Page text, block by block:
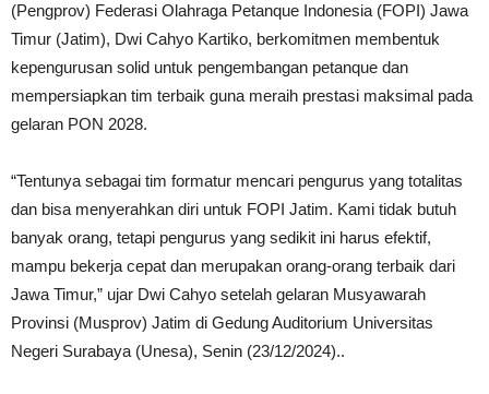
(Pengprov) Federasi Olahraga Petanque Indonesia (FOPI) Jawa
Timur (Jatim), Dwi Cahyo Kartiko, berkomitmen membentuk
kepengurusan solid untuk pengembangan petanque dan
mempersiapkan tim terbaik guna meraih prestasi maksimal pada
gelaran PON 2028.
“Tentunya sebagai tim formatur mencari pengurus yang totalitas
dan bisa menyerahkan diri untuk FOPI Jatim. Kami tidak butuh
banyak orang, tetapi pengurus yang sedikit ini harus efektif,
mampu bekerja cepat dan merupakan orang-orang terbaik dari
Jawa Timur,” ujar Dwi Cahyo setelah gelaran Musyawarah
Provinsi (Musprov) Jatim di Gedung Auditorium Universitas
Negeri Surabaya (Unesa), Senin (23/12/2024)..